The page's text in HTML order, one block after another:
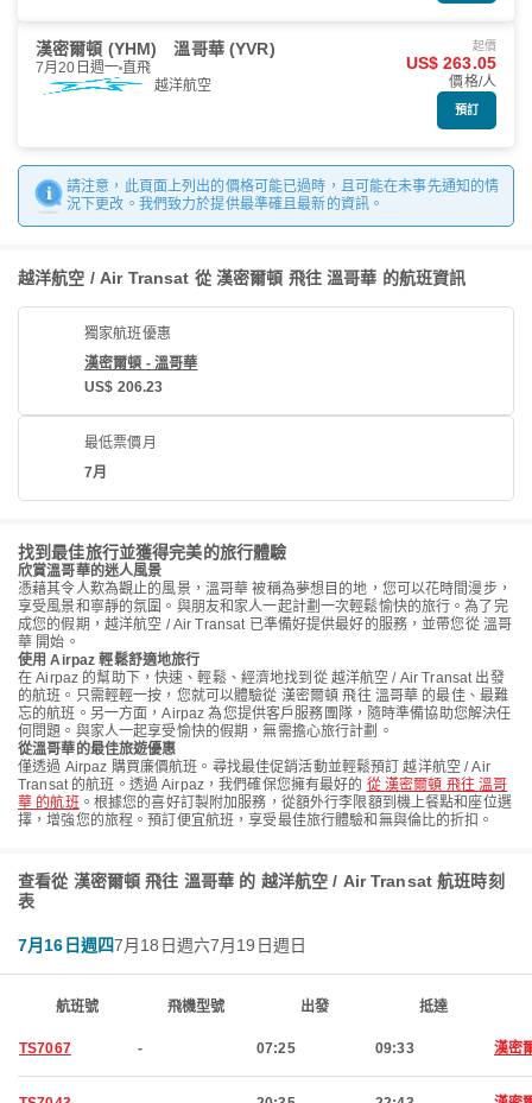
漢密爾頓 (YHM) 溫哥華 (YVR)
7月20日週一 直飛
越洋航空
起價
US$ 263.05
價格/人
預訂
請注意，此頁面上列出的價格可能已過時，且可能在未事先通知的情
況下更改。我們致力於提供最準確且最新的資訊。
越洋航空 / Air Transat 從 漢密爾頓 飛往 溫哥華 的航班資訊
獨家航班優惠
漢密爾頓 - 溫哥華
US$ 206.23
最低票價月
7月
找到最佳旅行並獲得完美的旅行體驗
欣賞溫哥華的迷人風景
憑藉其令人歎為觀止的風景，溫哥華 被稱為夢想目的地，您可以花時間漫步，
享受風景和寧靜的氛圍。與朋友和家人一起計劃一次輕鬆愉快的旅行。為了完
成您的假期，越洋航空 / Air Transat 已準備好提供最好的服務，並帶您從 溫哥
華 開始。
使用 Airpaz 輕鬆舒適地旅行
在 Airpaz 的幫助下，快速、輕鬆、經濟地找到從 越洋航空 / Air Transat 出發
的航班。只需輕輕一按，您就可以體驗從 漢密爾頓 飛往 溫哥華 的最佳、最難
忘的航班。另一方面，Airpaz 為您提供客戶服務團隊，隨時準備協助您解決任
何問題。與家人一起享受愉快的假期，無需擔心旅行計劃。
從溫哥華的最佳旅遊優惠
僅透過 Airpaz 購買廉價航班。尋找最佳促銷活動並輕鬆預訂 越洋航空 / Air
Transat 的航班。透過 Airpaz，我們確保您擁有最好的 從 漢密爾頓 飛往 溫哥
華 的航班 。根據您的喜好訂製附加服務，從額外行李限額到機上餐點和座位選
擇，增強您的旅程。預訂便宜航班，享受最佳旅行體驗和無與倫比的折扣。
查看從 漢密爾頓 飛往 溫哥華 的 越洋航空 / Air Transat 航班時刻
表
7月16日週四7月18日週六7月19日週日
航班號 飛機型號 出發 抵達
TS7067 - 07:25 09:33 漢密